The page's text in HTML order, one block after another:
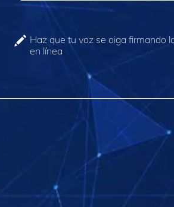
Haz que tu voz se oiga firmando
en línea